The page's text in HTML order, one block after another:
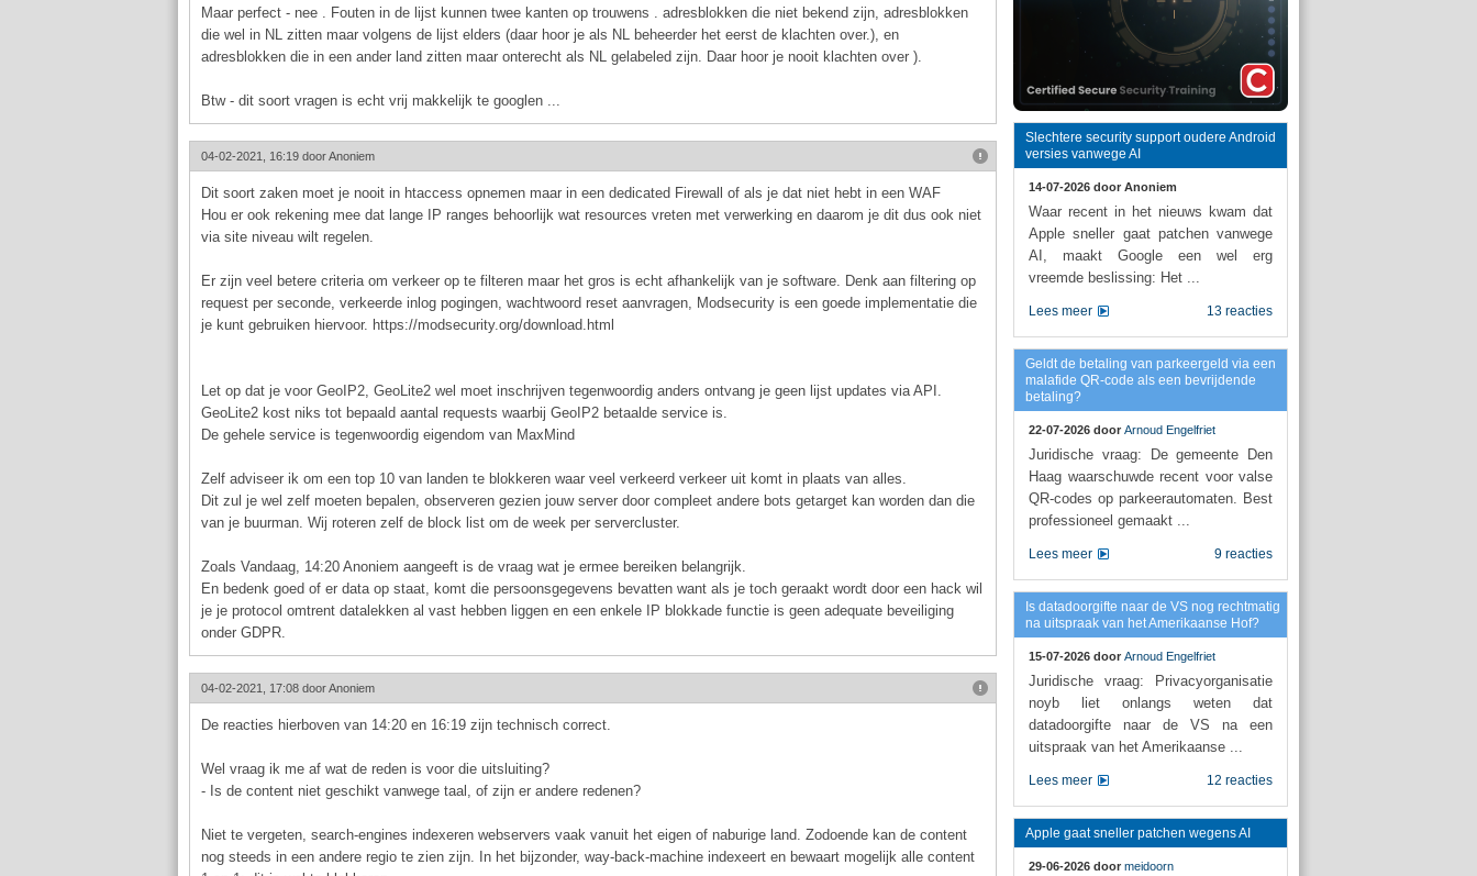
Maar perfect - nee . Fouten in de lijst kunnen twee kanten op trouwens . adresblokken die niet bekend zijn, adresblokken
die wel in NL zitten maar volgens de lijst elders (daar hoor je als NL beheerder het eerst de klachten over.), en
adresblokken die in een ander land zitten maar onterecht als NL gelabeled zijn. Daar hoor je nooit klachten over ).
Btw - dit soort vragen is echt vrij makkelijk te googlen ...
04-02-2021, 16:19 doorAnoniem
Dit soort zaken moet je nooit in htaccess opnemen maar in een dedicated Firewall of als je dat niet hebt in een WAF
Hou er ook rekening mee dat lange IP ranges behoorlijk wat resources vreten met verwerking en daarom je dit dus ook niet
via site niveau wilt regelen.
Er zijn veel betere criteria om verkeer op te filteren maar het gros is echt afhankelijk van je software. Denk aan filtering op
request per seconde, verkeerde inlog pogingen, wachtwoord reset aanvragen, Modsecurity is een goede implementatie die
je kunt gebruiken hiervoor. https://modsecurity.org/download.html
Let op dat je voor GeoIP2, GeoLite2 wel moet inschrijven tegenwoordig anders ontvang je geen lijst updates via API.
GeoLite2 kost niks tot bepaald aantal requests waarbij GeoIP2 betaalde service is.
De gehele service is tegenwoordig eigendom van MaxMind
Zelf adviseer ik om een top 10 van landen te blokkeren waar veel verkeerd verkeer uit komt in plaats van alles.
Dit zul je wel zelf moeten bepalen, observeren gezien jouw server door compleet andere bots getarget kan worden dan die
van je buurman. Wij roteren zelf de block list om de week per servercluster.
Zoals Vandaag, 14:20 Anoniem aangeeft is de vraag wat je ermee bereiken belangrijk.
En bedenk goed of er data op staat, komt die persoonsgegevens bevatten want als je toch geraakt wordt door een hack wil
je je protocol omtrent datalekken al vast hebben liggen en een enkele IP blokkade functie is geen adequate beveiliging
onder GDPR.
04-02-2021, 17:08 doorAnoniem
De reacties hierboven van 14:20 en 16:19 zijn technisch correct.
Wel vraag ik me af wat de reden is voor die uitsluiting?
- Is de content niet geschikt vanwege taal, of zijn er andere redenen?
Niet te vergeten, search-engines indexeren webservers vaak vanuit het eigen of naburige land. Zodoende kan de content
nog steeds in een andere regio te zien zijn. In het bijzonder, way-back-machine indexeert en bewaart mogelijk alle content
Slechtere security support oudere Android
versies vanwege AI
14-07-2026 door Anoniem
Waar recent in het nieuws kwam dat
Apple sneller gaat patchen vanwege
AI, maakt Google een wel erg
vreemde beslissing: Het ...
13 reacties
Lees meer
Geldt de betaling van parkeergeld via een
malafide QR-code als een bevrijdende
betaling?
22-07-2026 door Arnoud Engelfriet
Juridische vraag: De gemeente Den
Haag waarschuwde recent voor valse
QR-codes op parkeerautomaten. Best
professioneel gemaakt ...
9 reacties
Lees meer
Is datadoorgifte naar de VS nog rechtmatig
na uitspraak van het Amerikaanse Hof?
15-07-2026 door Arnoud Engelfriet
Juridische vraag: Privacyorganisatie
noyb liet onlangs weten dat
datadoorgifte naar de VS na een
uitspraak van het Amerikaanse ...
12 reacties
Lees meer
Apple gaat sneller patchen wegens AI
29-06-2026 door meidoorn